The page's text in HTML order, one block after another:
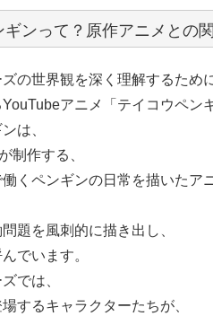
ギンって？原作アニメとの
の世界観を深く理解するため
アニメ「テイコウペン
は、
制作する、
くペンギンの日常を描いたア
題を風刺的に描き出し、
でいます。
では、
するキャラクターたちが、